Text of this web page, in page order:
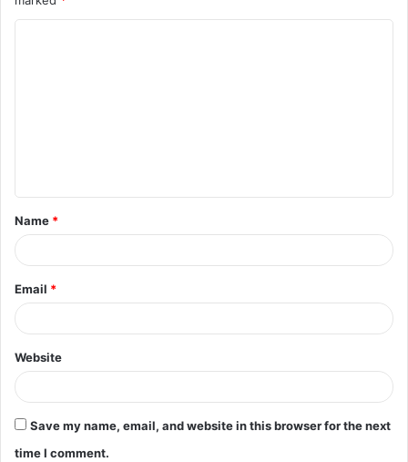
t
*
Name *
Email *
Website
Save my name, email, and website in this browser for the next
time I comment.